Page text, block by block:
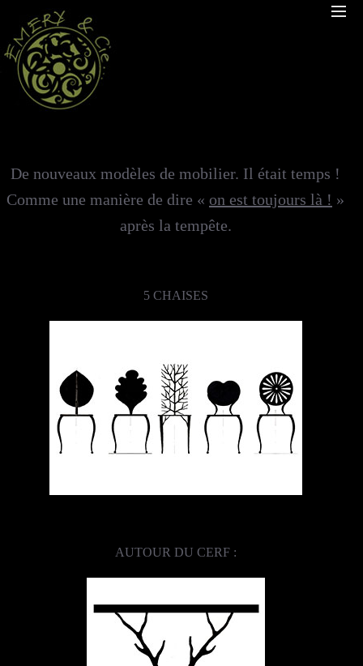
De nouveaux modèles de mobilier. Il était temps !
Comme une manière de dire « on est toujours là ! »
après la tempête.
5 CHAISES
AUTOUR DU CERF :